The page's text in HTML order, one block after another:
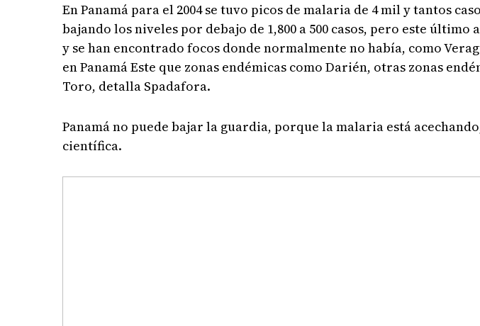
En Panamá para el 2004 se tuvo picos de malaria de 4 mil y tantos
bajando los niveles por debajo de 1,800 a 500 casos, pero este último
y se han encontrado focos donde normalmente no había, como
en Panamá Este que zonas endémicas como Darién, otras zonas
Toro, detalla Spadafora.
Panamá no puede bajar la guardia, porque la malaria está
científica.